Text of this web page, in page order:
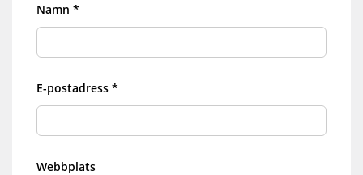
Namn *
E-postadress *
Webbplats